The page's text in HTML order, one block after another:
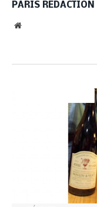
PARIS REDACTION
Website